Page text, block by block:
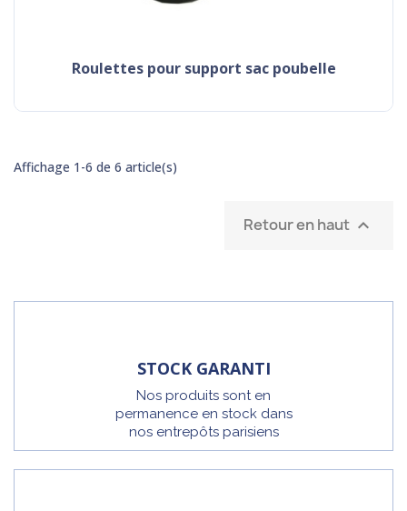
roulettes pour support sac poubelle
Affichage 1-6 de 6 article(s)
Retour en haut 
STOCK GARANTI
Nos produits sont en
permanence en stock dans
nos entrepôts parisiens